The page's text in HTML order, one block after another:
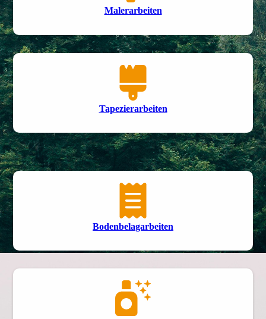
Maler­arbeiten
Tapezier­arbeiten
Bodenbelag­arbeiten